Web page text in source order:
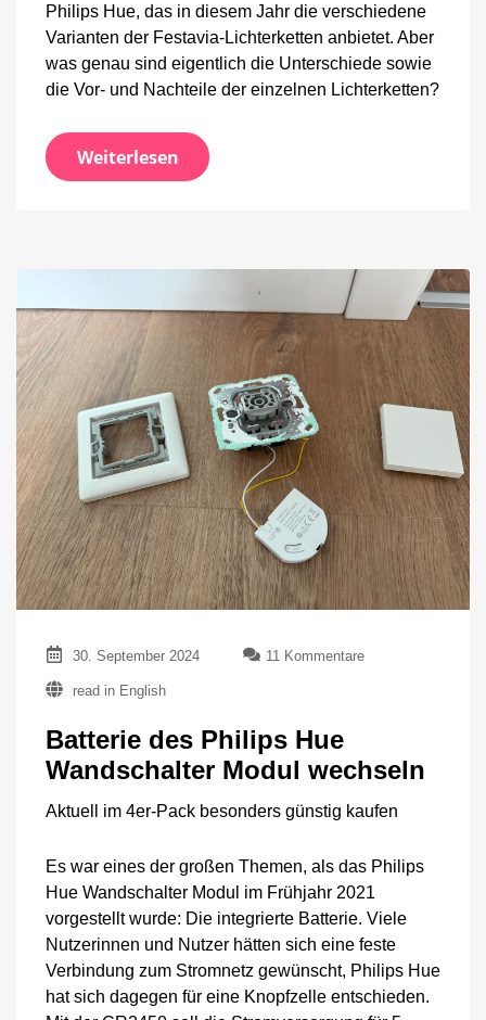
Philips Hue, das in diesem Jahr die verschiedene
Varianten der Festavia-Lichterketten anbietet. Aber
was genau sind eigentlich die Unterschiede sowie
die Vor- und Nachteile der einzelnen Lichterketten?
Weiterlesen
30. September 2024 11 Kommentarezu
Wandschalter
Modul
read in English
Batterie des Philips Hue
Wandschalter Modul wechseln
Aktuell im 4er-Pack besonders günstig kaufen
Es war eines der großen Themen, als das Philips
Hue Wandschalter Modul im Frühjahr 2021
vorgestellt wurde: Die integrierte Batterie. Viele
Nutzerinnen und Nutzer hätten sich eine feste
Verbindung zum Stromnetz gewünscht, Philips Hue
hat sich dagegen für eine Knopfzelle entschieden.